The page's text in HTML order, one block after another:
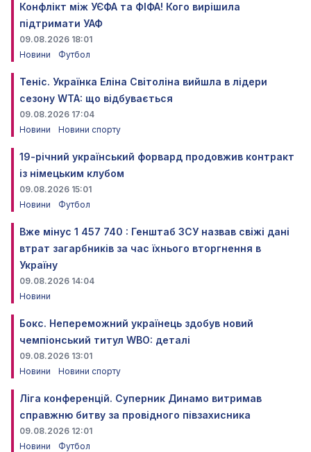
Конфлікт між УЄФА та ФІФА! Кого вирішила
підтримати УАФ
09.08.2026 18:01
Новини
Футбол
Теніс. Українка Еліна Світоліна вийшла в лідери
сезону WTA: що відбувається
09.08.2026 17:04
Новини
Новини спорту
19-річний український форвард продовжив контракт
із німецьким клубом
09.08.2026 15:01
Новини
Футбол
Вже мінус 1 457 740 : Генштаб ЗСУ назвав свіжі дані
втрат загарбників за час їхнього вторгнення в
Україну
09.08.2026 14:04
Новини
Бокс. Непереможний українець здобув новий
чемпіонський титул WBO: деталі
09.08.2026 13:01
Новини
Новини спорту
Ліга конференцій. Суперник Динамо витримав
справжню битву за провідного півзахисника
09.08.2026 12:01
Новини
Футбол